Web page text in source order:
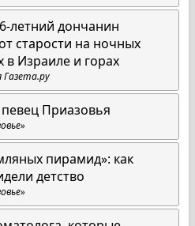
летний дончанин
старости на ночных
в Израиле и горах
Газета.ру
Приазовья
пирамид»: как
детство